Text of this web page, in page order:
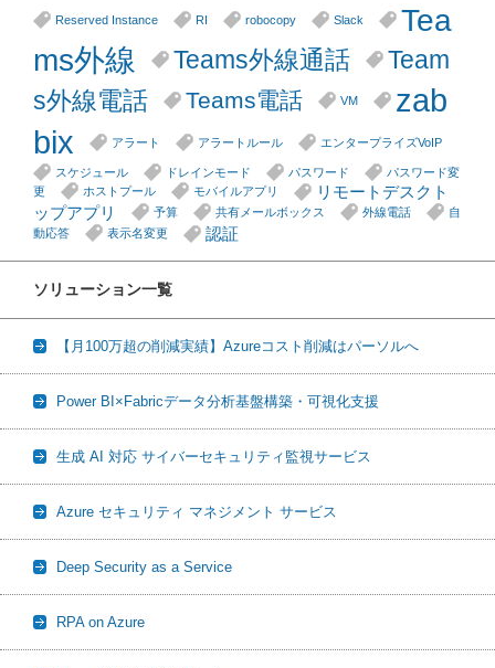
Reserved Instance RI robocopy Slack
Tea
ms外線
Teams外線通話
Team
s外線電話
Teams電話 VM
zab
bix
アラート アラートルール エンタープライズVoIP
スケジュール ドレインモード パスワード
パスワード変
更
ホストプール モバイルアプリ
リモートデスクト
ップアプリ
予算 共有メールボックス 外線電話
自
動応答
表示名変更 認証
ソリューション一覧
【月100万超の削減実績】Azureコスト削減はパーソルへ
Power BI×Fabricデータ分析基盤構築・可視化支援
生成 AI 対応 サイバーセキュリティ監視サービス
Azure セキュリティ マネジメント サービス
Deep Security as a Service
RPA on Azure